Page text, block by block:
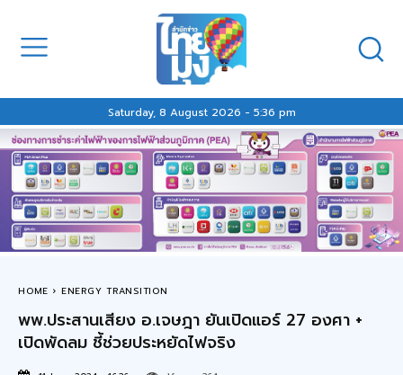
Saturday, 8 August 2026 - 5:36 pm
HOME ENERGY TRANSITION
พพ.ประสานเสียง อ.เจษฎา ยันเปิดแอร์ 27 องศา +
เปิดพัดลม ชี้ช่วยประหยัดไฟจริง